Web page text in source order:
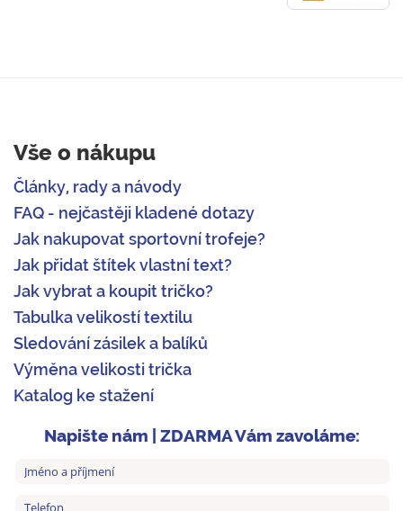
Vše o nákupu
Články, rady a návody
FAQ - nejčastěji kladené dotazy
Jak nakupovat sportovní trofeje?
Jak přidat štítek vlastní text?
Jak vybrat a koupit tričko?
Tabulka velikostí textilu
Sledování zásilek a balíků
Výměna velikosti trička
Katalog ke stažení
Napište nám | ZDARMA Vám zavoláme: